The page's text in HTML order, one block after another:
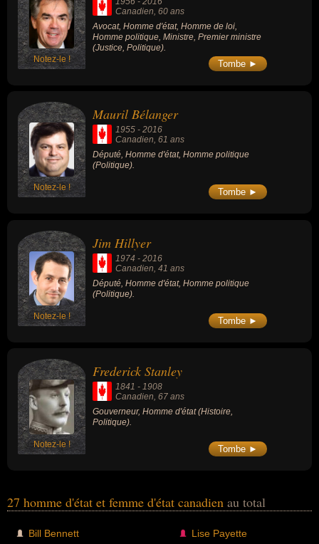
Notez-le !
Canadien , 60 ans
Avocat, Homme d'état, Homme de loi,
Homme politique, Ministre, Premier ministre
(Justice, Politique).
Tombe ►
Notez-le !
Mauril Bélanger
1955 - 2016
Canadien, 61 ans
Député, Homme d'état, Homme politique
(Politique).
Tombe ►
Notez-le !
Jim Hillyer
1974 - 2016
Canadien , 41 ans
Député, Homme d'état, Homme politique
(Politique).
Tombe ►
Notez-le !
Frederick Stanley
1841 - 1908
Canadien, 67 ans
Gouverneur, Homme d'état (Histoire,
Politique).
Tombe ►
27 homme d'état et femme d'état canadien au total
Bill Bennett
Lise Payette